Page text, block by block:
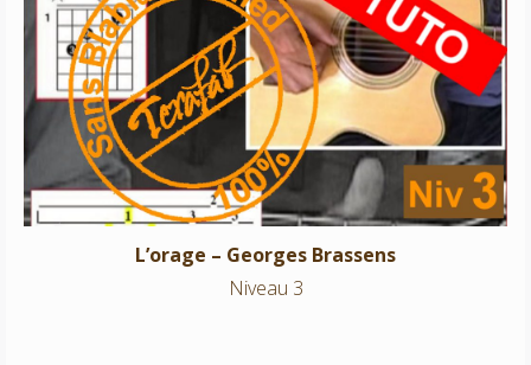
L’orage – Georges Brassens
Niveau 3
L’orage – Georges Brassens
Niveau 3